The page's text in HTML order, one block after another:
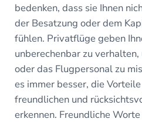
bedenken, dass sie Ihnen
der Besatzung oder dem
fühlen. Privatflüge geben
unberechenbar zu
oder das Flugpersonal zu
es immer besser, die
freundlichen und
erkennen. Freundliche